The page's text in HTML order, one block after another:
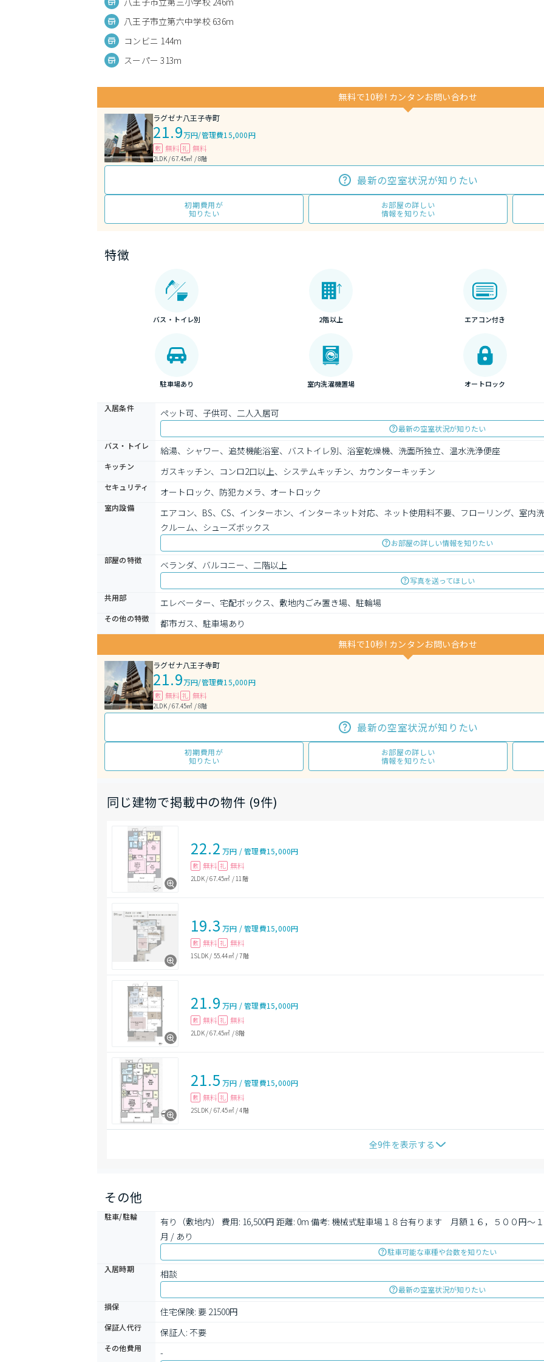
八王子市立第六中学校 636m
コンビニ 144m
スーパー 313m
無料で10秒! カンタンお問い合わせ
ラグゼナ八王子寺町
21.9万円/管理費15,000円
敷 無料 礼 無料
2LDK / 67.45㎡ / 8階
最新の空室状況が知りたい
初期費用が
知りたい
お部屋の詳しい
情報を知りたい
特徴
バス・トイレ別 2階以上 エアコン付き
駐車場あり 室内洗濯機置場 オートロック
入居条件 ペット可、子供可、二人入居可
最新の空室状況が知りたい
バス・トイレ
給湯、シャワー、追焚機能浴室、バストイレ別、浴室乾燥機、洗面所独立、温水洗浄便座
キッチン ガスキッチン、コンロ2口以上、システムキッチン、カウンターキッチン
セキュリティ オートロック、防犯カメラ、オートロック
室内設備
エアコン、BS、CS、インターホン、インターネット対応、ネット使用料不要、フローリング、室内
クルーム、シューズボックス
お部屋の詳しい情報を知りたい
部屋の特徴
ベランダ、バルコニー、二階以上
写真を送ってほしい
共用部
エレベーター、宅配ボックス、敷地内ごみ置き場、駐輪場
その他の特徴
都市ガス、駐車場あり
無料で10秒! カンタンお問い合わせ
ラグゼナ八王子寺町
21.9万円/管理費15,000円
敷 無料 礼 無料
2LDK / 67.45㎡ / 8階
最新の空室状況が知りたい
初期費用が
知りたい
お部屋の詳しい
情報を知りたい
同じ建物で掲載中の物件 (9件)
22.2 万円 /管理費15,000円
敷 無料 礼 無料
2LDK/67.45㎡ / 11階
19.3 万円 /管理費15,000円
敷 無料 礼 無料
1SLDK / 55.44㎡/7階
21.9 万円 /管理費15,000円
敷 無料 礼 無料
2LDK/67.45㎡ /8階
21.5 万円 /管理費15,000円
敷 無料 礼 無料
2SLDK / 67.45㎡/4階
全9件を表示する
その他
駐車/駐輪
有り（敷地内） 費用: 16,500円 距離: 0m 備考: 機械式駐車場１８台有ります　月額１６，５００円～
月 / あり
駐車可能な車種や台数を知りたい
入居時期
相談
最新の空室状況が知りたい
損保
住宅保険: 要 21500円
保証人代行 保証人: 不要
その他費用 -